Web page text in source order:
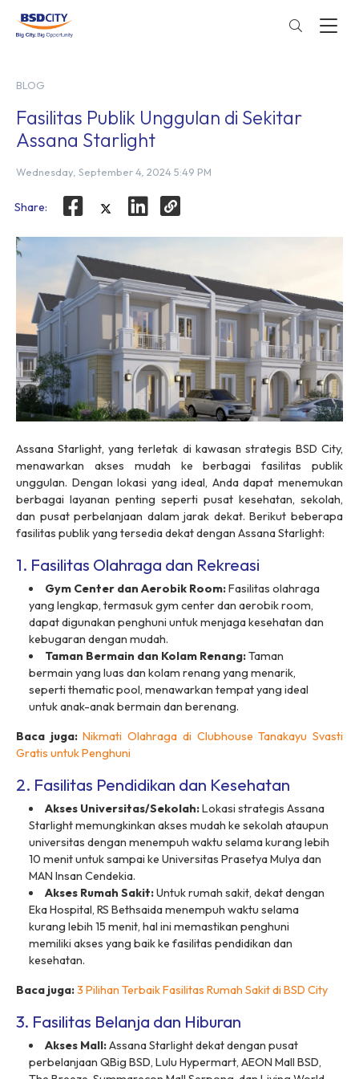
BLOG
Fasilitas Publik Unggulan di Sekitar
Assana Starlight
Wednesday, September 4, 2024 5:49 PM
Share:
Assana Starlight, yang terletak di kawasan strategis BSD City,
menawarkan akses mudah ke berbagai fasilitas publik
unggulan. Dengan lokasi yang ideal, Anda dapat menemukan
berbagai layanan penting seperti pusat kesehatan, sekolah,
dan pusat perbelanjaan dalam jarak dekat. Berikut beberapa
fasilitas publik yang tersedia dekat dengan Assana Starlight:
1. Fasilitas Olahraga dan Rekreasi
Gym Center danAerobik Room:Fasilitas olahraga
yang lengkap, termasukgym centerdan aerobik room,
dapat digunakan penghuni untuk menjaga kesehatan dan
kebugaran dengan mudah.
Taman Bermain dan Kolam Renang:Taman
bermain yang luas dan kolam renang yang menarik,
seperti thematic pool, menawarkan tempat yang ideal
untuk anak-anak bermain dan berenang.
Baca juga:Nikmati Olahraga di Clubhouse Tanakayu Svasti
Gratis untuk Penghuni
2. Fasilitas Pendidikan dan Kesehatan
Akses Universitas/Sekolah:Lokasi strategis Assana
Starlight memungkinkan akses mudah ke sekolah ataupun
universitas dengan menempuh waktu selama kurang lebih
10 menit untuk sampai ke Universitas Prasetya Mulya dan
MAN Insan Cendekia.
Akses Rumah Sakit:Untuk rumah sakit, dekat dengan
Eka Hospital, RS Bethsaida menempuh waktu selama
kurang lebih 15 menit, hal ini memastikan penghuni
memiliki akses yang baik ke fasilitas pendidikan dan
kesehatan.
Baca juga:3 Pilihan Terbaik Fasilitas Rumah Sakit di BSD City
3. Fasilitas Belanja dan Hiburan
Akses Mall:Assana Starlight dekat dengan pusat
perbelanjaan QBig BSD, Lulu Hypermart, AEON Mall BSD,